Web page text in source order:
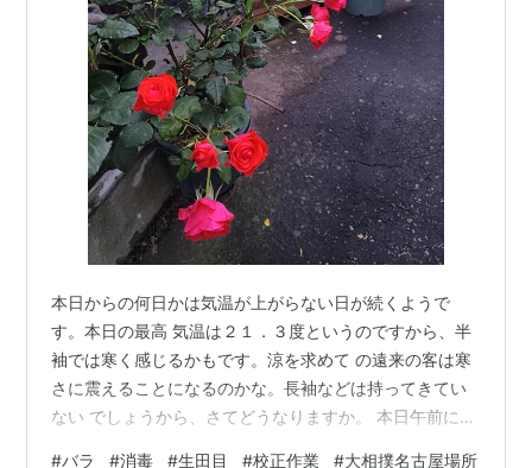
本日からの何日かは気温が上がらない日が続くようで
す。本日の最高 気温は２１．３度というのですから、半
袖では寒く感じるかもです。涼を求めて の遠来の客は寒
さに震えることになるのかな。長袖などは持ってきてい
ない でしょうから、さてどうなりますか。 本日午前に
#バラ #消毒 #生田目 #校正作業 #大相撲名古屋場所